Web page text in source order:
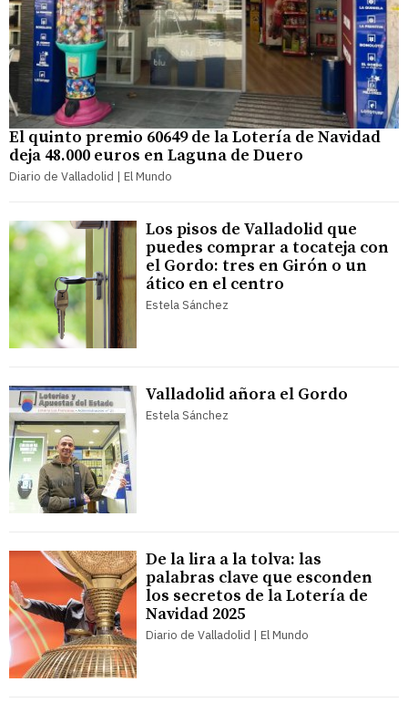
El quinto premio 60649 de la Lotería de Navidad
deja 48.000 euros en Laguna de Duero
Diario de Valladolid | El Mundo
Los pisos de Valladolid que
puedes comprar a tocateja con
el Gordo: tres en Girón o un
ático en el centro
Estela Sánchez
Valladolid añora el Gordo
Estela Sánchez
De la lira a la tolva: las
palabras clave que esconden
los secretos de la Lotería de
Navidad 2025
Diario de Valladolid | El Mundo